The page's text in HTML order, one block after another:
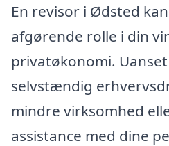
En revisor i Ødsted
afgørende rolle i din
privatøkonomi.
selvstændig
mindre virksomhed
assistance med dine